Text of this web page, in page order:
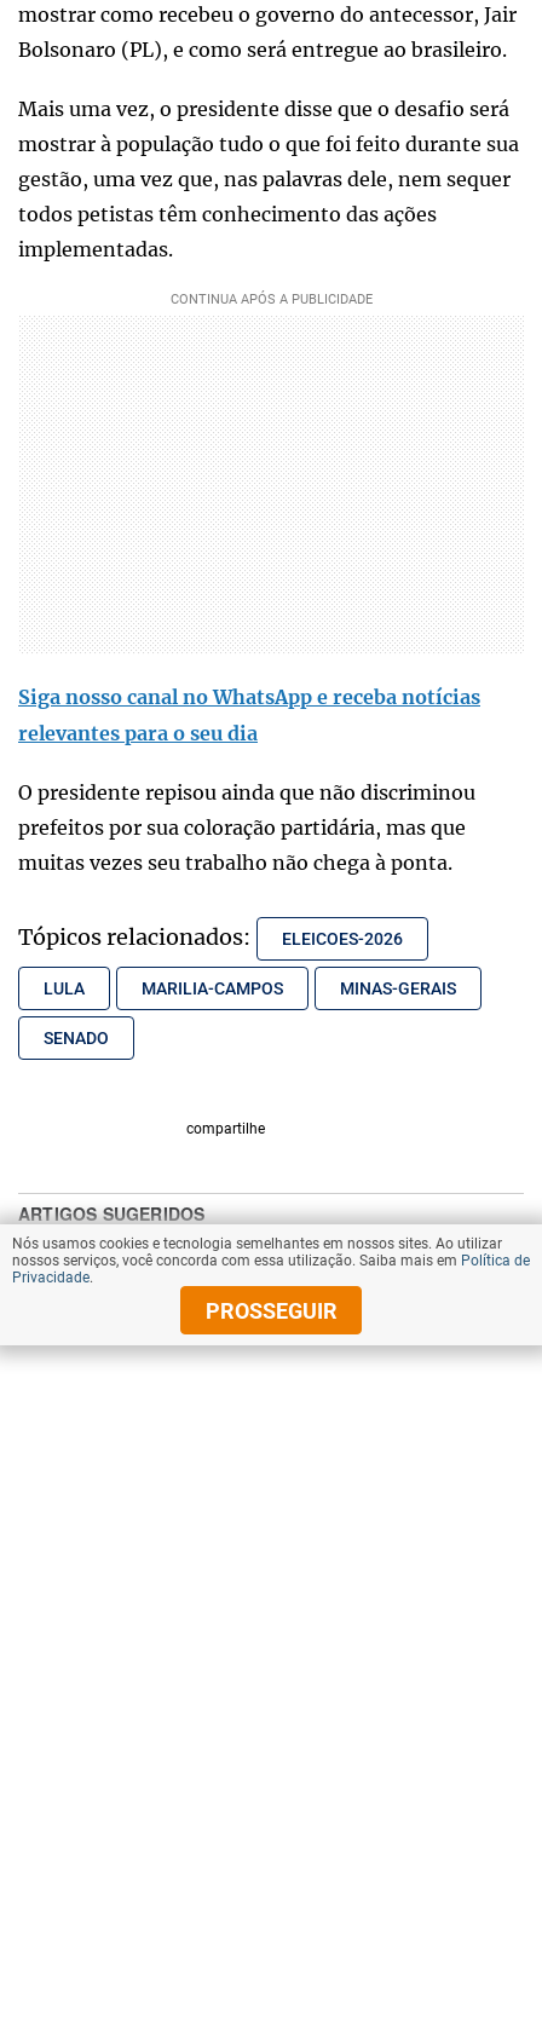
mostrar como recebeu o governo do antecessor, Jair
Bolsonaro (PL), e como será entregue ao brasileiro.
Mais uma vez, o presidente disse que o desafio será
mostrar à população tudo o que foi feito durante sua
gestão, uma vez que, nas palavras dele, nem sequer
todos petistas têm conhecimento das ações
implementadas.
Siga nosso canal no WhatsApp e receba notícias
relevantes para o seu dia
O presidente repisou ainda que não discriminou
prefeitos por sua coloração partidária, mas que
muitas vezes seu trabalho não chega à ponta.
Tópicos relacionados: ELEICOES-2026
LULA MARILIA-CAMPOS MINAS-GERAIS
SENADO
compartilhe
Nós usamos cookies e tecnologia semelhantes em nossos sites. Ao utilizar
nossos serviços, você concorda com essa utilização. Saiba mais em Política de
Privacidade.
PROSSEGUIR